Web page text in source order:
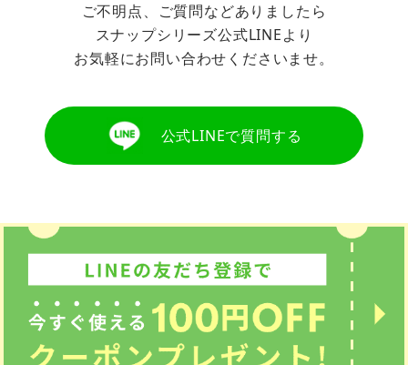
ご不明点、ご質問などありましたら
スナップシリーズ公式LINEより
お気軽にお問い合わせくださいませ。
公式LINEで質問する